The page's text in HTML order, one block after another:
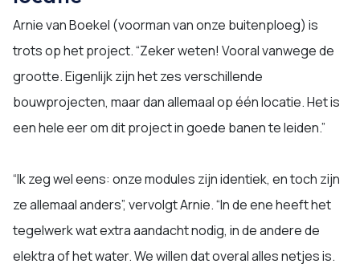
Arnie van Boekel (voorman van onze buitenploeg) is
trots op het project. “Zeker weten! Vooral vanwege de
grootte. Eigenlijk zijn het zes verschillende
bouwprojecten, maar dan allemaal op één locatie. Het is
een hele eer om dit project in goede banen te leiden.”
“Ik zeg wel eens: onze modules zijn identiek, en toch zijn
ze allemaal anders”, vervolgt Arnie. “In de ene heeft het
tegelwerk wat extra aandacht nodig, in de andere de
elektra of het water. We willen dat overal alles netjes is.